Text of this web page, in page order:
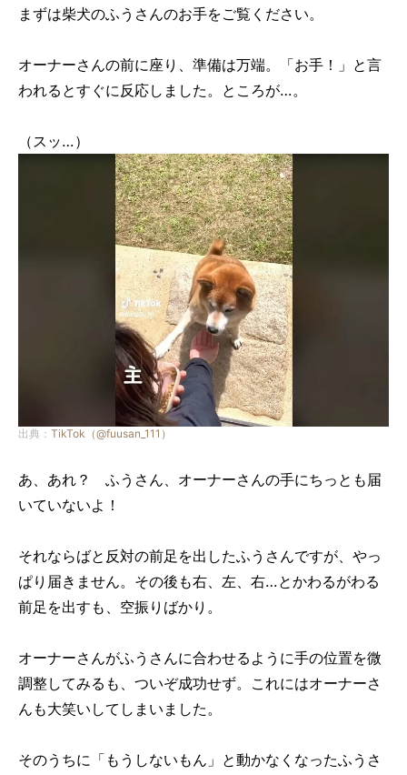
まずは柴犬のふうさんのお手をご覧ください。
オーナーさんの前に座り、準備は万端。「お手！」と言
われるとすぐに反応しました。ところが…。
（スッ…）
出典： TikTok（@fuusan_111）
あ、あれ？ ふうさん、オーナーさんの手にちっとも届
いていないよ！
それならばと反対の前足を出したふうさんですが、やっ
ぱり届きません。その後も右、左、右…とかわるがわる
前足を出すも、空振りばかり。
オーナーさんがふうさんに合わせるように手の位置を微
調整してみるも、ついぞ成功せず。これにはオーナーさ
んも大笑いしてしまいました。
そのうちに「もうしないもん」と動かなくなったふうさ